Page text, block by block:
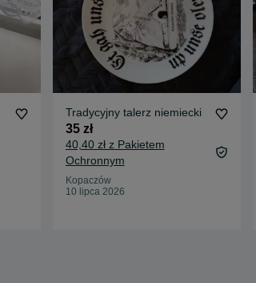
Tradycyjny talerz niemiecki
35 zł
40,40 zł z Pakietem
Ochronnym
Kopaczów
10 lipca 2026